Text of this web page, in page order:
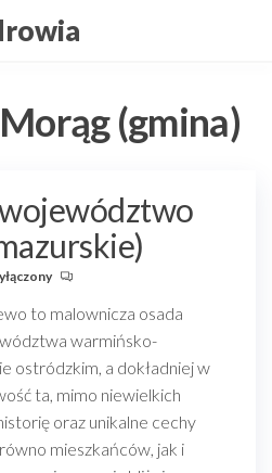
Morąg (gmina)
to malownicza osada
warmińsko-
ostródzkim, a dokładniej w
ta, mimo niewielkich
oraz unikalne cechy
mieszkańców, jak i